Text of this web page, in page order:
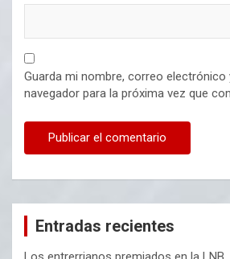
Guarda mi nombre, correo electrónico
navegador para la próxima vez que
Entradas recientes